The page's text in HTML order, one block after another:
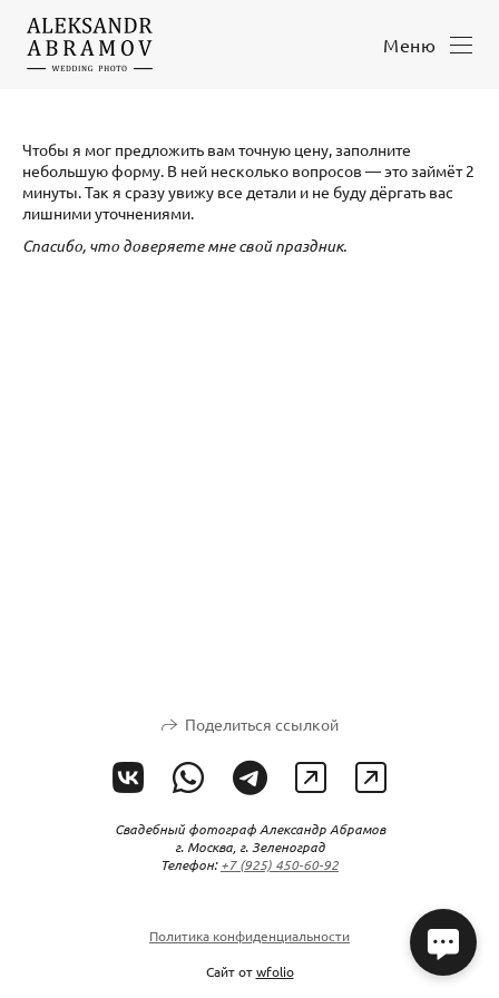
Меню
Чтобы я мог предложить вам точную цену, заполните
небольшую форму. В ней несколько вопросов — это займёт 2
минуты. Так я сразу увижу все детали и не буду дёргать вас
лишними уточнениями.
Спасибо, что доверяете мне свой праздник.
Поделиться ссылкой
Свадебный фотограф Александр Абрамов
г. Москва, г. Зеленоград
Телефон:+7 (925) 450-60-92
Политика конфиденциальности
Сайт отwfolio